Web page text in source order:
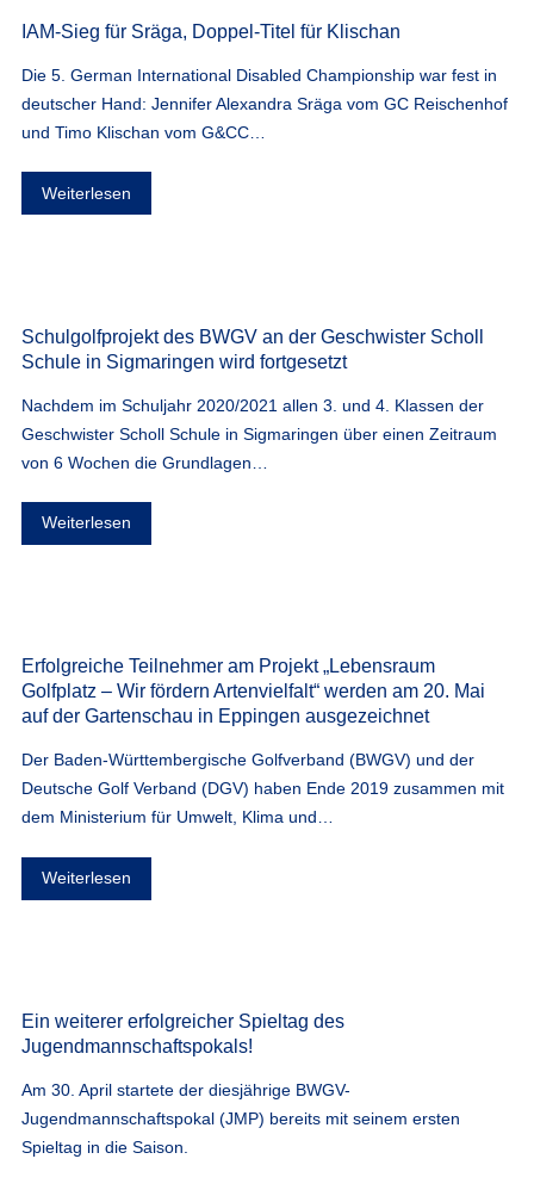
IAM-Sieg für Sräga, Doppel-Titel für Klischan
Die 5. German International Disabled Championship war fest in
deutscher Hand: Jennifer Alexandra Sräga vom GC Reischenhof
und Timo Klischan vom G&CC…
Weiterlesen
Schulgolfprojekt des BWGV an der Geschwister Scholl
Schule in Sigmaringen wird fortgesetzt
Nachdem im Schuljahr 2020/2021 allen 3. und 4. Klassen der
Geschwister Scholl Schule in Sigmaringen über einen Zeitraum
von 6 Wochen die Grundlagen…
Weiterlesen
Erfolgreiche Teilnehmer am Projekt „Lebensraum
Golfplatz – Wir fördern Artenvielfalt“ werden am 20. Mai
auf der Gartenschau in Eppingen ausgezeichnet
Der Baden-Württembergische Golfverband (BWGV) und der
Deutsche Golf Verband (DGV) haben Ende 2019 zusammen mit
dem Ministerium für Umwelt, Klima und…
Weiterlesen
Ein weiterer erfolgreicher Spieltag des
Jugendmannschaftspokals!
Am 30. April startete der diesjährige BWGV-
Jugendmannschaftspokal (JMP) bereits mit seinem ersten
Spieltag in die Saison.